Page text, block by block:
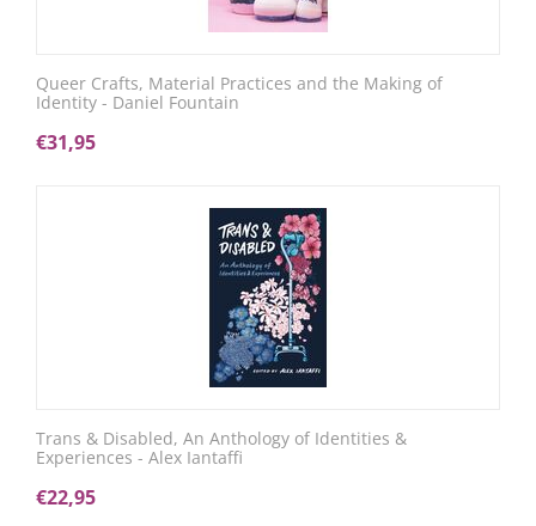
Queer Crafts, Material Practices and the Making of
Identity - Daniel Fountain
€31,95
Trans & Disabled, An Anthology of Identities &
Experiences - Alex Iantaffi
€22,95